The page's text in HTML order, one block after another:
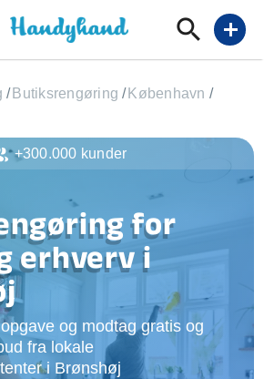
add
/ Butiksrengøring / København /
for
erhverv i
og modtag gratis og
fra lokale
i Brønshøj
+300.000 kunder